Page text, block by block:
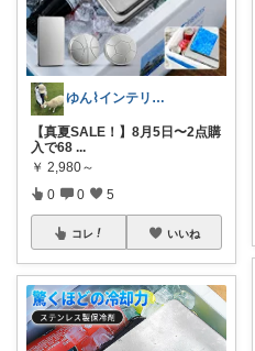
ゆん⌇インテリアと生活雑貨がメイン🧸
【真夏SALE！】8月5日〜2点購
入で68 ...
￥ 2,980～
0 0 5
コレ いいね